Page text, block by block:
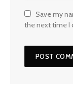
Save my
the next time I